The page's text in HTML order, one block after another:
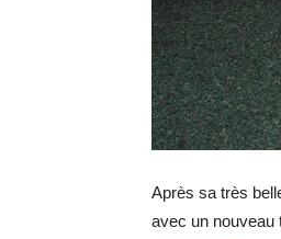
Après sa très
avec un nouveau